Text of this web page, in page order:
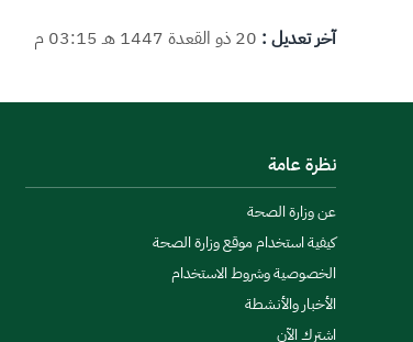
آخر تعديل : 20 ذو القعدة 1447 هـ 03:15 م
نظرة عامة
عن وزارة الصحة
كيفية استخدام موقع وزارة الصحة
الخصوصية وشروط الاستخدام
الأخبار والأنشطة
اشترك الآن